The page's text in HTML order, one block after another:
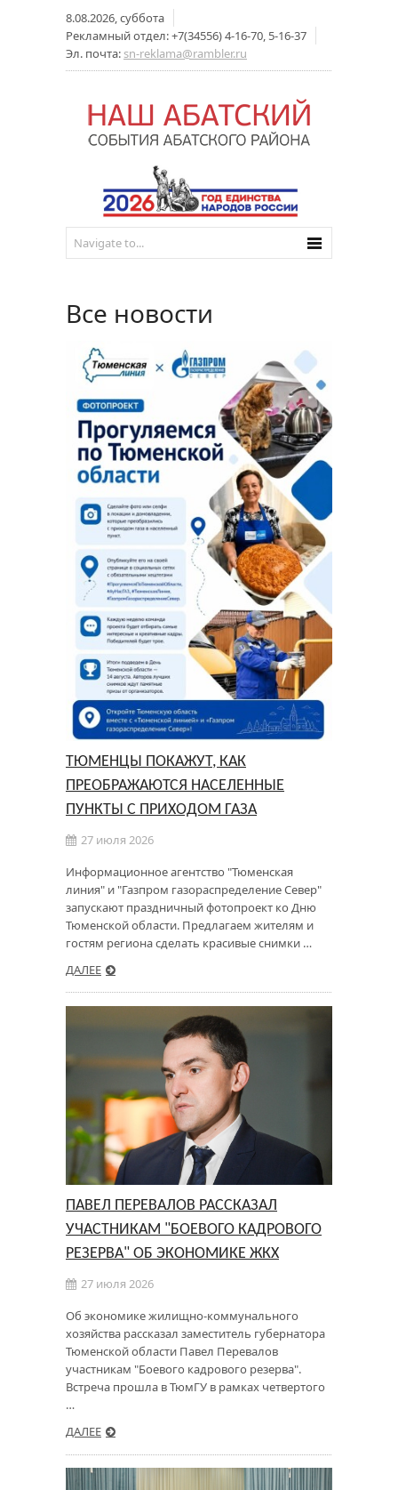
8.08.2026, суббота
Рекламный отдел: +7(34556) 4-16-70, 5-16-37
Эл. почта: sn-reklama@rambler.ru
Все новости
ТЮМЕНЦЫ ПОКАЖУТ, КАК
ПРЕОБРАЖАЮТСЯ НАСЕЛЕННЫЕ
ПУНКТЫ С ПРИХОДОМ ГАЗА
27 июля 2026
Информационное агентство "Тюменская
линия" и "Газпром газораспределение Север"
запускают праздничный фотопроект ко Дню
Тюменской области. Предлагаем жителям и
гостям региона сделать красивые снимки …
ДАЛЕЕ
ПАВЕЛ ПЕРЕВАЛОВ РАССКАЗАЛ
УЧАСТНИКАМ "БОЕВОГО КАДРОВОГО
РЕЗЕРВА" ОБ ЭКОНОМИКЕ ЖКХ
27 июля 2026
Об экономике жилищно-коммунального
хозяйства рассказал заместитель губернатора
Тюменской области Павел Перевалов
участникам "Боевого кадрового резерва".
Встреча прошла в ТюмГУ в рамках четвертого
…
ДАЛЕЕ